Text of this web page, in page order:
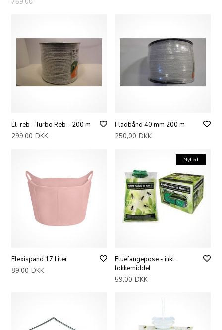
759,00
El-reb - Turbo Reb - 200 m
299,00 DKK
Fladbånd 40 mm 200 m
250,00 DKK
Flexispand 17 Liter
89,00 DKK
Nyhed
Fluefangepose - inkl.
lokkemiddel
59,00 DKK